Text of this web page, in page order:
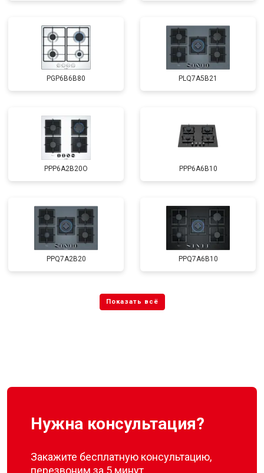
PGP6B6B80 PLQ7A5B21
PPP6A2B20O PPP6A6B10
PPQ7A2B20 PPQ7A6B10
Нужна консультация?
Закажите бесплатную консультацию,
перезвоним за 5 минут